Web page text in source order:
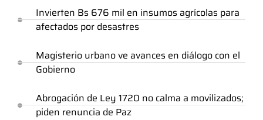
Invierten Bs 676 mil en insumos agrícolas para
afectados por desastres
Magisterio urbano ve avances en diálogo con el
Gobierno
Abrogación de Ley 1720 no calma a movilizados;
piden renuncia de Paz